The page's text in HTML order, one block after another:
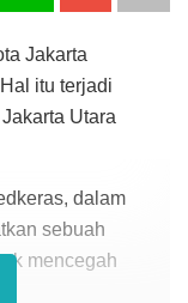
Jakarta
itu terjadi
Utara
dalam
sebuah
mencegah